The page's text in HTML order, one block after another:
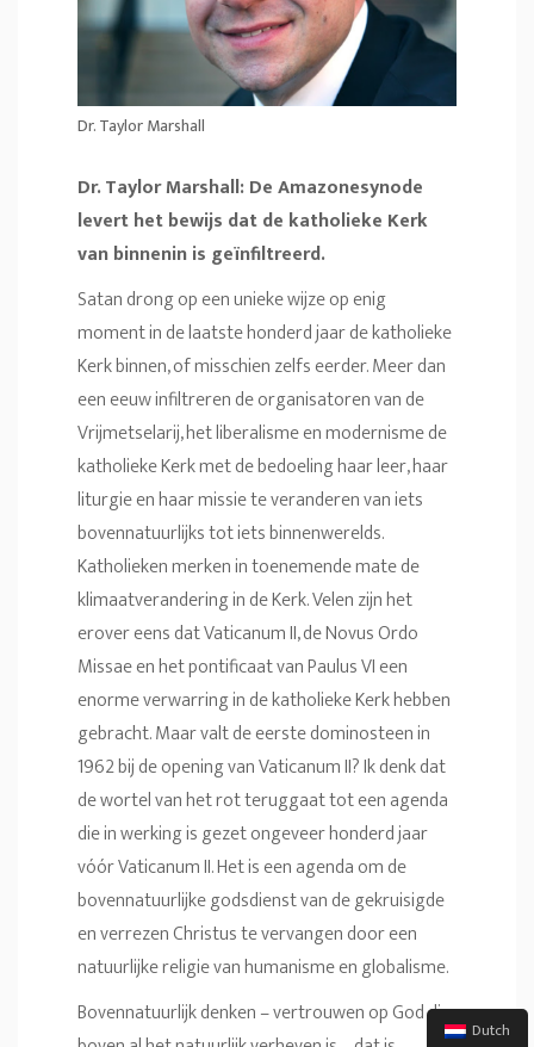
Dr. Taylor Marshall
Dr. Taylor Marshall: De Amazonesynode
levert het bewijs dat de katholieke Kerk
van binnenin is geïnfiltreerd.
Satan drong op een unieke wijze op enig
moment in de laatste honderd jaar de katholieke
Kerk binnen, of misschien zelfs eerder. Meer dan
een eeuw infiltreren de organisatoren van de
Vrijmetselarij, het liberalisme en modernisme de
katholieke Kerk met de bedoeling haar leer, haar
liturgie en haar missie te veranderen van iets
bovennatuurlijks tot iets binnenwerelds.
Katholieken merken in toenemende mate de
klimaatverandering in de Kerk. Velen zijn het
erover eens dat Vaticanum II, de Novus Ordo
Missae en het pontificaat van Paulus VI een
enorme verwarring in de katholieke Kerk hebben
gebracht. Maar valt de eerste dominosteen in
1962 bij de opening van Vaticanum II? Ik denk dat
de wortel van het rot teruggaat tot een agenda
die in werking is gezet ongeveer honderd jaar
vóór Vaticanum II. Het is een agenda om de
bovennatuurlijke godsdienst van de gekruisigde
en verrezen Christus te vervangen door een
natuurlijke religie van humanisme en globalisme.
Bovennatuurlijk denken – vertrouwen op God die
Dutch